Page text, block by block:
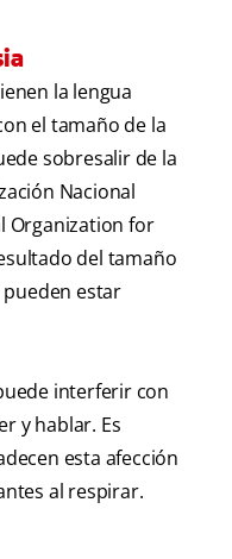
la lengua
el tamaño de la
sobresalir de la
Nacional
Organization for
del tamaño
pueden estar
interferir con
y hablar. Es
esta afección
al respirar.